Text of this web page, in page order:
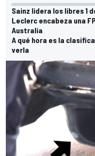
Sainz lidera los libres 1
Leclerc encabeza una
Australia
A qué hora es la
verla